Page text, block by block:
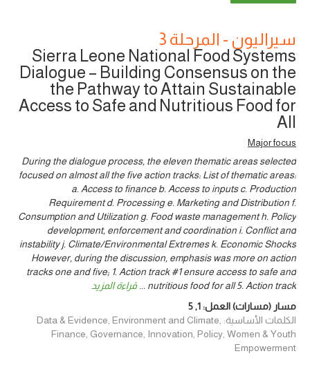
سيراليون - المرحلة 3
Sierra Leone National Food Systems
Dialogue – Building Consensus on the
the Pathway to Attain Sustainable
Access to Safe and Nutritious Food for
All
Major focus
During the dialogue process, the eleven thematic areas selected
focused on almost all the five action tracks: List of thematic areas:
a. Access to finance b. Access to inputs c. Production
Requirement d. Processing e. Marketing and Distribution f.
Consumption and Utilization g. Food waste management h. Policy
development, enforcement and coordination i. Conflict and
instability j. Climate/Environmental Extremes k. Economic Shocks
However, during the discussion, emphasis was more on action
tracks one and five; 1. Action track #1 ensure access to safe and
nutritious food for all 5. Action track
... قراءة المزيد
مسار (مسارات) العمل:1
,
5
الكلمات الأساسية: Data & Evidence, Environment and Climate,
Finance, Governance, Innovation, Policy, Women & Youth
Empowerment